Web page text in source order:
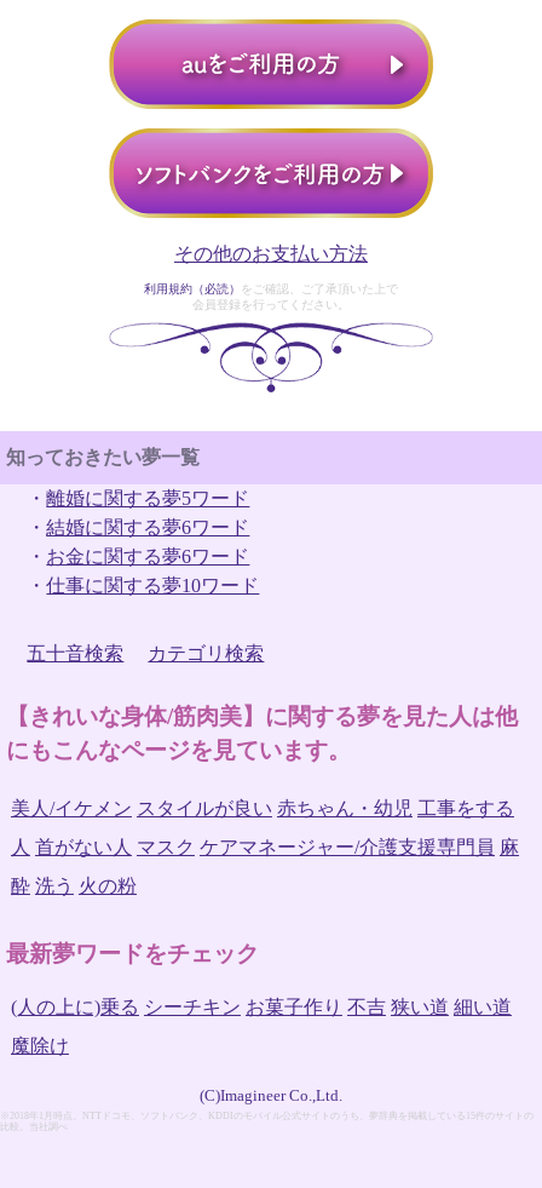
その他のお支払い方法
利用規約（必読）
をご確認、ご了承頂いた上で
会員登録を行ってください。
知っておきたい夢一覧
・離婚に関する夢5ワード
・結婚に関する夢6ワード
・ お金に関する夢6ワード
・仕事に関する夢10ワード
五十音検索 カテゴリ検索
【きれいな身体/筋肉美】に関する夢を見た人は他
にもこんなページを見ています。
美人/イケメン スタイルが良い 赤ちゃん・幼児 工事をする
人 首がない人 マスク ケアマネージャー/介護支援専門員 麻
酔 洗う 火の粉
最新夢ワードをチェック
(人の上に)乗る シーチキン お菓子作り 不吉 狭い道 細い道
魔除け
(C)Imagineer Co.,Ltd.
※2018年1月時点。NTTドコモ、ソフトバンク、KDDIのモバイル公式サイトのうち、夢辞典を掲載している15件のサイトの
比較。当社調べ